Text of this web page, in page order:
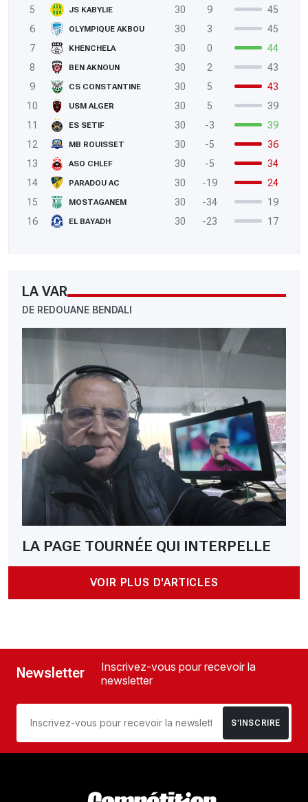
5
JS KABYLIE 30 9
45
6
OLYMPIQUE AKBOU 30 3
45
7
KHENCHELA 30 0
44
8
BEN AKNOUN 30 2
43
9
CS CONSTANTINE 30 5
43
10
USM ALGER 30 5
39
11
ES SETIF 30 -3
39
12
MB ROUISSET 30 -5
36
13
ASO CHLEF 30 -5
34
14
PARADOU AC 30 -19
24
15
MOSTAGANEM 30 -34
19
16
EL BAYADH 30 -23 17
LA VAR
DE REDOUANE BENDALI
LA PAGE TOURNÉE QUI INTERPELLE
VOIR PLUS D'ARTICLES
Newsletter
Inscrivez-vous pour recevoir la
newsletter
S’INSCRIRE